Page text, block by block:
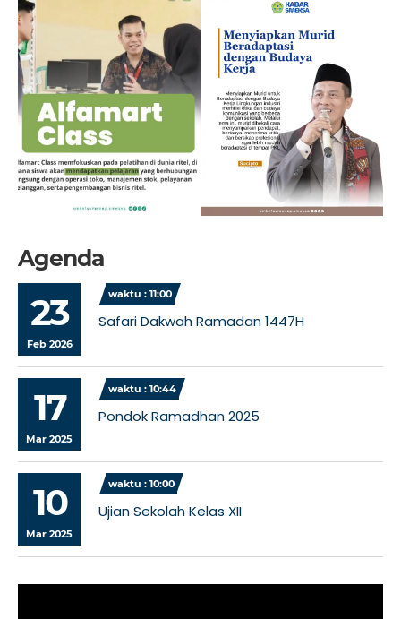
Agenda
23
Feb 2026
waktu : 11:00
Safari Dakwah Ramadan 1447H
17
Mar 2025
waktu : 10:44
Pondok Ramadhan 2025
10
Mar 2025
waktu : 10:00
Ujian Sekolah Kelas XII